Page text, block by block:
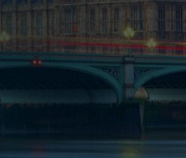
데이터 삭제
다.